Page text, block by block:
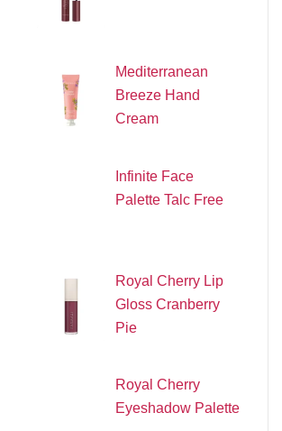
Mediterranean
Breeze Hand
Cream
Infinite Face
Palette Talc Free
Royal Cherry Lip
Gloss Cranberry
Pie
Royal Cherry
Eyeshadow Palette